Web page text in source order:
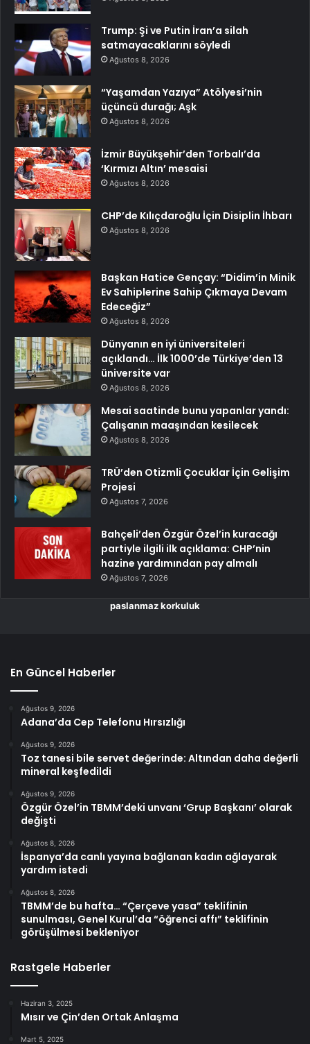
Trump: Şi ve Putin İran’a silah
satmayacaklarını söyledi
Ağustos 8, 2026
“Yaşamdan Yazıya” Atölyesi’nin
üçüncü durağı; Aşk
Ağustos 8, 2026
İzmir Büyükşehir’den Torbalı’da
‘Kırmızı Altın’ mesaisi
Ağustos 8, 2026
CHP’de Kılıçdaroğlu İçin Disiplin İhbarı
Ağustos 8, 2026
Başkan Hatice Gençay: “Didim’in Minik
Ev Sahiplerine Sahip Çıkmaya Devam
Edeceğiz”
Ağustos 8, 2026
Dünyanın en iyi üniversiteleri
açıklandı… İlk 1000’de Türkiye’den 13
üniversite var
Ağustos 8, 2026
Mesai saatinde bunu yapanlar yandı:
Çalışanın maaşından kesilecek
Ağustos 8, 2026
TRÜ’den Otizmli Çocuklar İçin Gelişim
Projesi
Ağustos 7, 2026
Bahçeli’den Özgür Özel’in kuracağı
partiyle ilgili ilk açıklama: CHP’nin
hazine yardımından pay almalı
Ağustos 7, 2026
paslanmaz korkuluk
En Güncel Haberler
Ağustos 9, 2026
Adana’da Cep Telefonu Hırsızlığı
Ağustos 9, 2026
Toz tanesi bile servet değerinde: Altından daha değerli
mineral keşfedildi
Ağustos 9, 2026
Özgür Özel’in TBMM’deki unvanı ‘Grup Başkanı’ olarak
değişti
Ağustos 8, 2026
İspanya’da canlı yayına bağlanan kadın ağlayarak
yardım istedi
Ağustos 8, 2026
TBMM’de bu hafta… “Çerçeve yasa” teklifinin
sunulması, Genel Kurul’da “öğrenci affı” teklifinin
görüşülmesi bekleniyor
Rastgele Haberler
Haziran 3, 2025
Mısır ve Çin’den Ortak Anlaşma
Mart 5, 2025